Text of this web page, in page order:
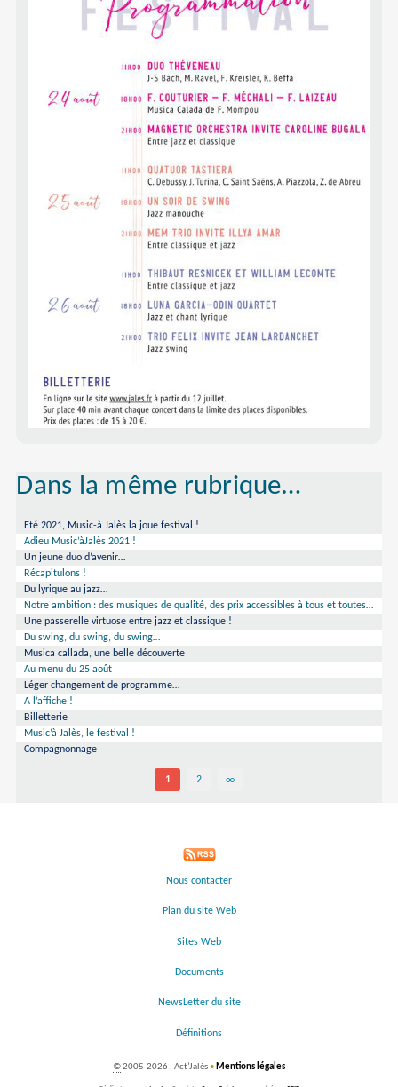
Dans la même rubrique…
Eté 2021, Music-à Jalès la joue festival !
Adieu Music’àJalès 2021 !
Un jeune duo d’avenir…
Récapitulons !
Du lyrique au jazz…
Notre ambition : des musiques de qualité, des prix accessibles à tous et toutes…
Une passerelle virtuose entre jazz et classique !
Du swing, du swing, du swing…
Musica callada, une belle découverte
Au menu du 25 août
Léger changement de programme…
A l’affiche !
Billetterie
Music’à Jalès, le festival !
Compagnonnage
1 2 ∞
Nous contacter
Plan du site Web
Sites Web
Documents
NewsLetter du site
Définitions
©2005-2026 , Act’Jalès• Mentions légales